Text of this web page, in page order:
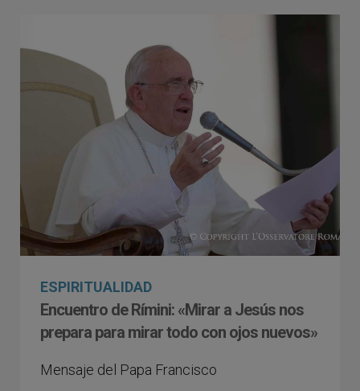
ESPIRITUALIDAD
Encuentro de Rímini: «Mirar a Jesús nos
prepara para mirar todo con ojos nuevos»
Mensaje del Papa Francisco